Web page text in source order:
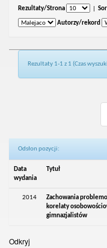
Rezultaty/Strona
Autorzy/rekord
Rezultaty 1-1 z 1 (Czas
Odsłon pozycji:
Data
wydania
Tytuł
2014
Zachowania
korelaty
gimnazjalistów
Odkryj